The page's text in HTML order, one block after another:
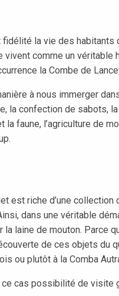
la vie des habitants
comme un véritable
la Combe de
à nous immerger
la confection de sabots, la
faune, l’agriculture de
est riche d’une collection
dans une véritable
laine de mouton. Parce
de ces objets du
ou plutôt à la Comba
cas possibilité de visite